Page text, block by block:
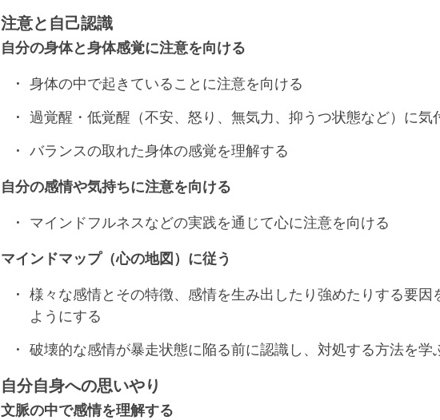
注意と自己認識
自分の身体と身体感覚に注意を向ける
身体の中で起きていることに注意を向ける
過覚醒・低覚醒（不安、怒り、無気力、抑うつ状態など）に気
バランスの取れた身体の感覚を理解する
自分の感情や気持ちに注意を向ける
マインドフルネスなどの実践を通じて心に注意を向ける
マインドマップ（心の地図）に従う
様々な感情とその特徴、感情を生み出したり強めたりする要因
ようにする
破壊的な感情が暴走状態に陥る前に認識し、対処する方法を学
自分自身への思いやり
文脈の中で感情を理解する